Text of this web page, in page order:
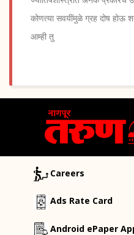
कोणत्या सवयींमुळे ग्रह दोष
आम्ही तु
Careers
Ads Rate Card
Android ePaper